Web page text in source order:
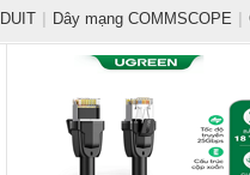
Dây mạng COMMSCOPE